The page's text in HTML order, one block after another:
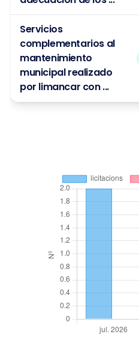
Servicios
complementarios al
mantenimiento
municipal realizado
por limancar con ...